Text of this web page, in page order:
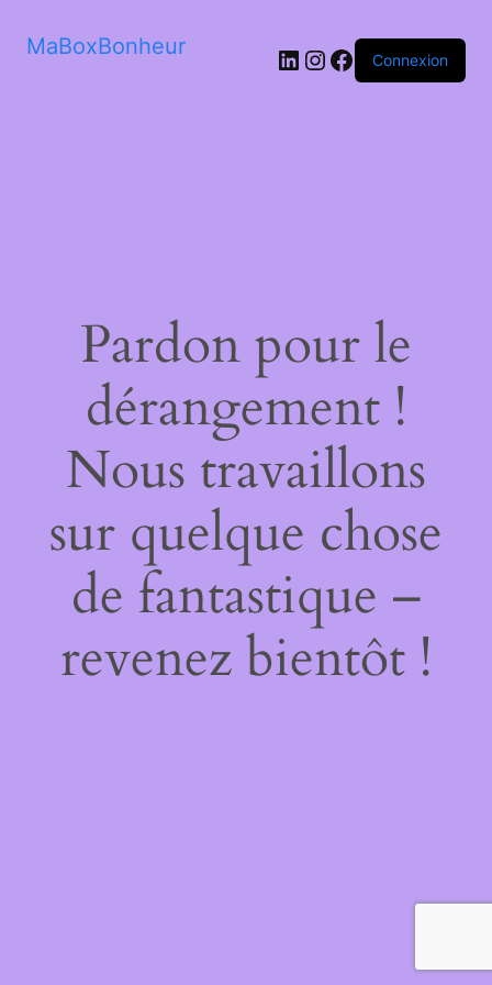
MaBoxBonheur LinkedIn
Instagram
Facebook
Connexion
Pardon pour le
dérangement !
Nous travaillons
sur quelque chose
de fantastique –
revenez bientôt !